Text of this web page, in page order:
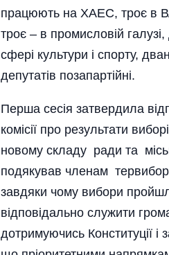
працюють на ХАЕС, троє в
троє – в промисловій
сфері культури і спорту,
депутатів позапартійні.
Перша сесія затвердила
комісії про результати
новому складу ради та
подякував членам
завдяки чому вибори
відповідально служити
дотримуючись Конституції і